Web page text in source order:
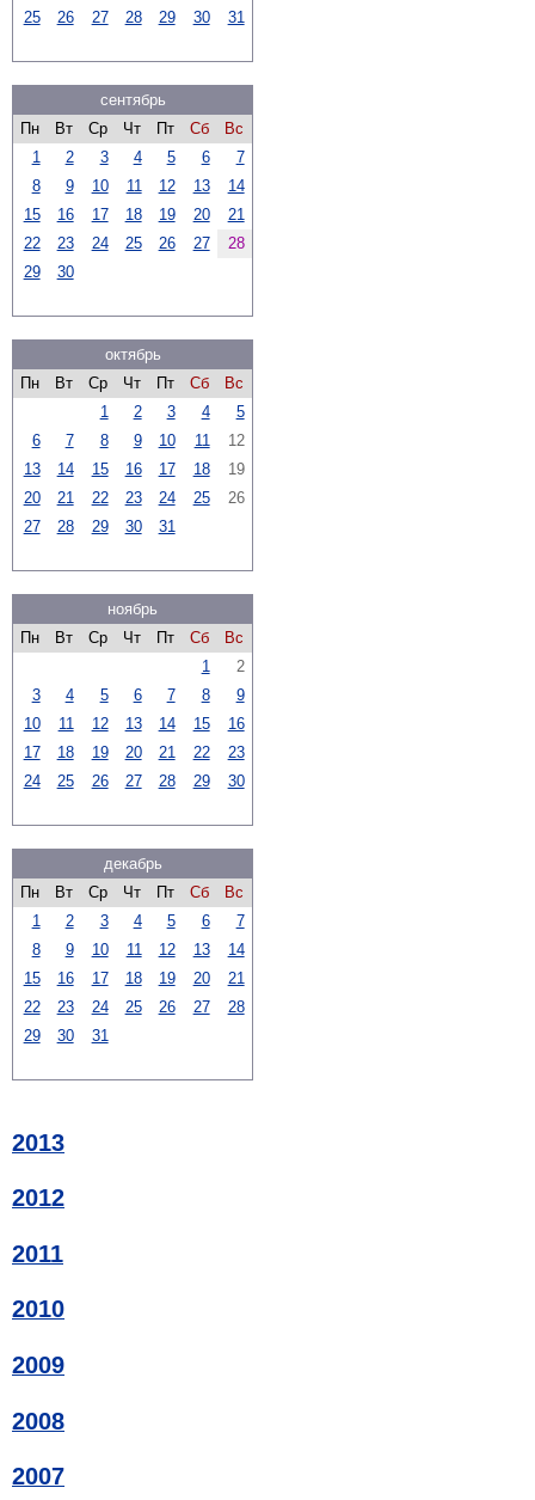
25
26 27 28 29 30 31
сентябрь
Пн
Вт Ср Чт Пт Сб
Вс
1
2 3 4 5 6
7
8
9 10 11 12 13
14
15
16 17 18 19 20
21
22
23 24 25 26 27
28
29
30
октябрь
Пн
Вт Ср Чт Пт Сб
Вс
1
2 3 4
5
6
7 8 9 10 11
12
13
14 15 16 17 18
19
20
21 22 23 24 25
26
27
28 29 30 31
ноябрь
Пн
Вт Ср Чт Пт Сб
Вс
1
2
3
4 5 6 7 8
9
10
11 12 13 14 15
16
17
18 19 20 21 22
23
24
25 26 27 28 29 30
декабрь
Пн
Вт Ср Чт Пт Сб
Вс
1
2 3 4 5 6
7
8
9 10 11 12 13
14
15
16 17 18 19 20
21
22
23 24 25 26 27
28
29
30 31
2013
2012
2011
2010
2009
2008
2007